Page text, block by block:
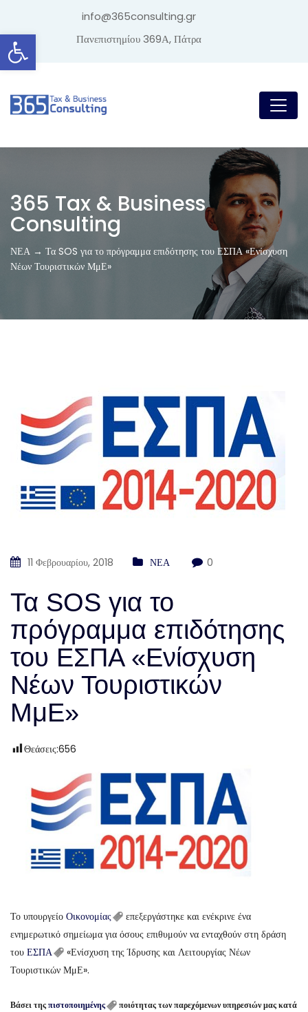
Ανοίξτε τη γραμμή εργαλείων
info@365consulting.gr
Πανεπιστημίου 369Α, Πάτρα
365 Tax & Business
Consulting
ΝΕΑ → Τα SOS για το πρόγραμμα επιδότησης του ΕΣΠΑ «Ενίσχυση
Νέων Τουριστικών ΜμΕ»
11 Φεβρουαρίου, 2018 ΝΕΑ 0
Τα SOS για το
πρόγραμμα επιδότησης
του ΕΣΠΑ «Ενίσχυση
Νέων Τουριστικών
ΜμΕ»
Θεάσεις:656
Το υπουργείο Οικονομίας
επεξεργάστηκε και ενέκρινε ένα
ενημερωτικό σημείωμα για όσους επιθυμούν να ενταχθούν στη δράση
του ΕΣΠΑ
«Ενίσχυση της Ίδρυσης και Λειτουργίας Νέων
Τουριστικών ΜμΕ».
Βάσει τηςπιστοποιημένης
ποιότητας των παρεχόμενων υπηρεσιών μας κατά